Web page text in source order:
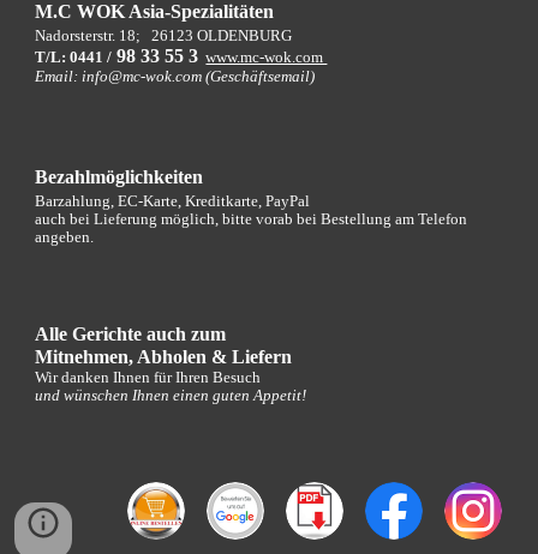
M.C WOK Asia-Spezialitäten
Nadorsterstr. 18;
26123 OLDENBURG
T/L: 0441 / 98 33 55 3 www.mc-wok.com
Email: info@mc-wok.com (Geschäftsemail)
Bezahlmöglichkeiten
Barzahlung, EC-Karte, Kreditkarte, PayPal
auch bei Lieferung möglich, bitte vorab bei Bestellung am Telefon
angeben.
Alle Gerichte auch zum
Mitnehmen, Abholen & Liefern
Wir danken Ihnen für Ihren Besuch
und wünschen Ihnen einen guten Appetit!